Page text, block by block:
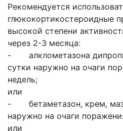
Рекомендуется
глюкокортикостероидные
высокой степени
через 2-3 месяца:
- алклометазона
сутки наружно на очаги
недель;
или
- бетаметазон, крем,
наружно на очаги
или